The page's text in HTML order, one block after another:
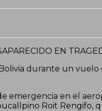
durante un
emergencia en el
Roit Rengifo,